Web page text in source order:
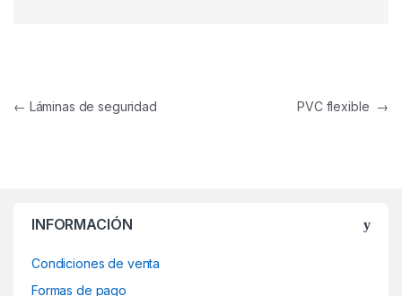
Navegación de entradas
← Láminas de seguridad PVC flexible →
INFORMACIÓN
Condiciones de venta
Formas de pago